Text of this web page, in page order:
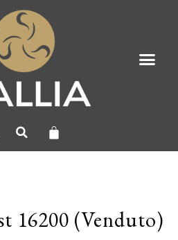
16200 (Venduto)